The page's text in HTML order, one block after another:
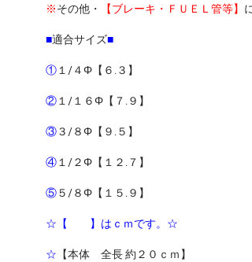
※その他・ 【ブレーキ・ＦＵＥＬ管等】
■適合サイズ■
①１/４Φ【６.３】
②１/１６Φ【７.９】
③３/８Φ【９.５】
④１/２Φ【１２.７】
⑤５/８Φ【１５.９】
☆【 】はｃｍです。☆
☆ 【本体 全長 約２０ｃｍ】